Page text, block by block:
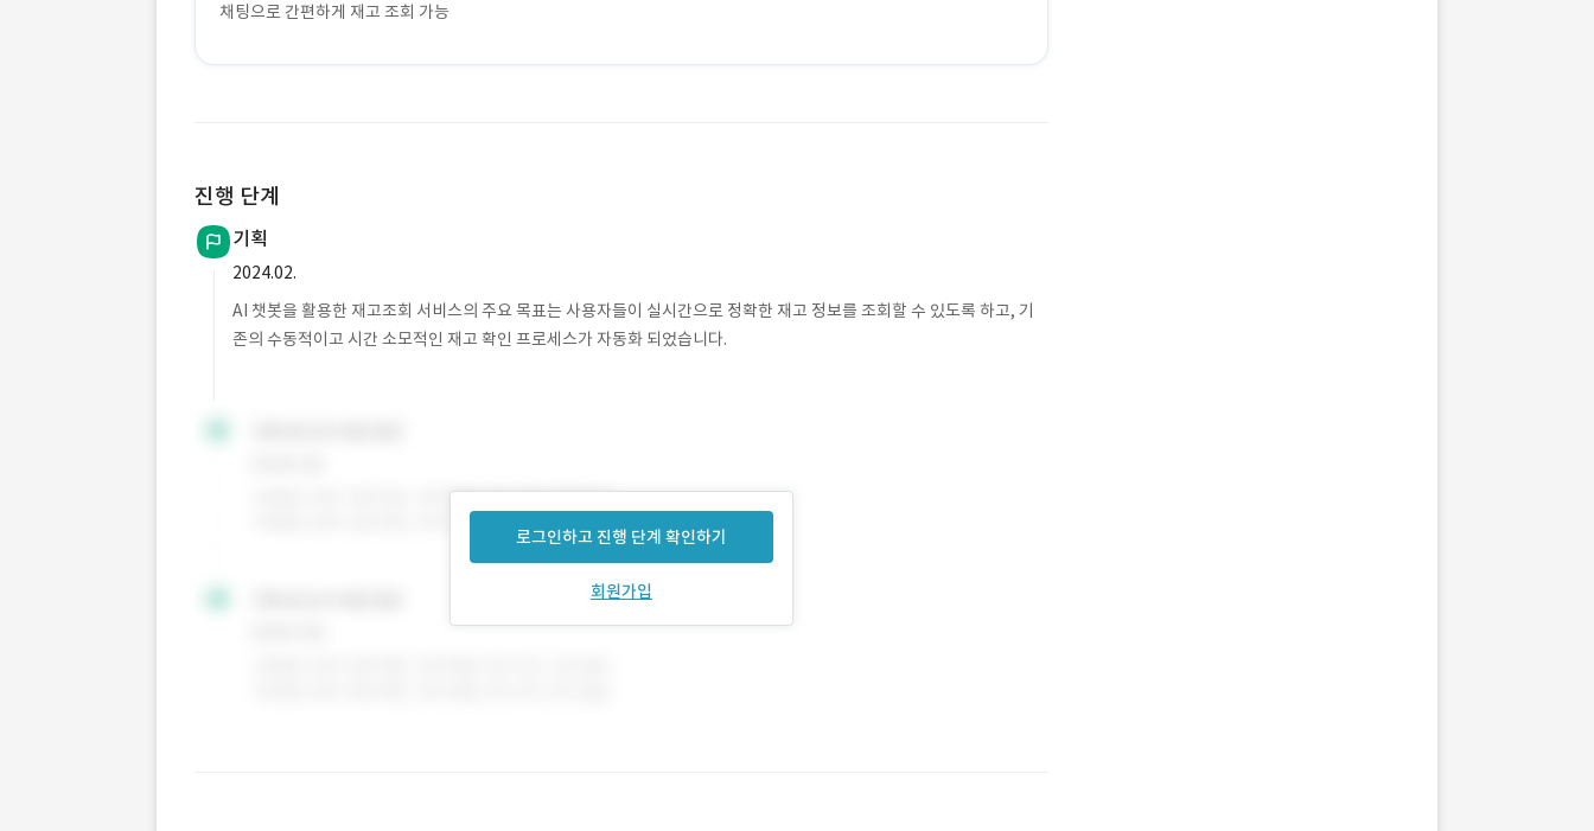
채팅으로 간편하게 재고 조회 가능
진행 단계
기획
2024.02.
AI 챗봇을 활용한 재고조회 서비스의 주요 목표는 사용자들이 실시간으로 정확한 재고 정보를 조회할 수 있도록 하고, 기
존의 수동적이고 시간 소모적인 재고 확인 프로세스가 자동화 되었습니다.
로그인하고 진행 단계 확인하기
회원가입